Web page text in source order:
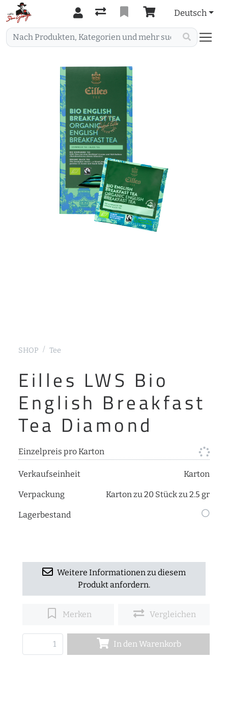
Deutsch
SHOP Tee
Eilles LWS Bio
English Breakfast
Tea Diamond
Einzelpreis pro Karton
Verkaufseinheit Karton
Verpackung Karton zu 20 Stück zu 2.5 gr
Lagerbestand
Weitere Informationen zu diesem
Produkt anfordern.
Merken Vergleichen
In den Warenkorb